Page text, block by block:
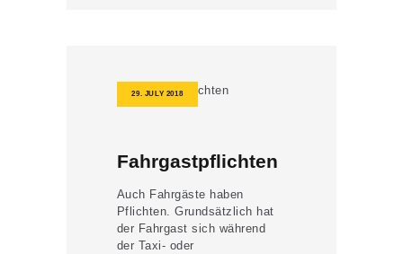
29. JULY 2018
Fahrgastpflichten
Auch Fahrgäste haben
Pflichten. Grundsätzlich hat
der Fahrgast sich während
der Taxi- oder